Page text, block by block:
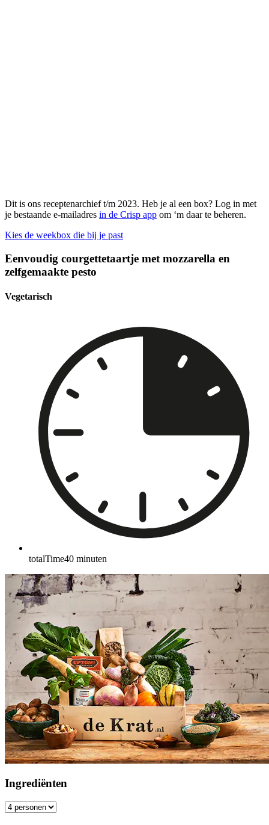
Dit is ons receptenarchief t/m 2023. Heb je al een box? Log in met
je bestaande e-mailadres in de Crisp app om ‘m daar te beheren.
Kies de weekbox die bij je past
Eenvoudig courgettetaartje met mozzarella en
zelfgemaakte pesto
Vegetarisch
totalTime40 minuten
Ingrediënten